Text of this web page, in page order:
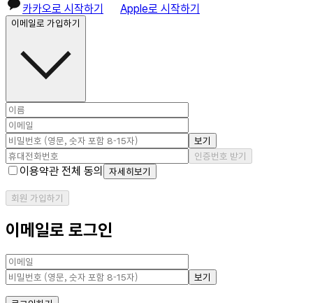
카카오로 시작하기 Apple로 시작하기
이메일로 가입하기
보기
인증번호 받기
이용약관 전체 동의 자세히보기
회원 가입하기
이메일로 로그인
보기